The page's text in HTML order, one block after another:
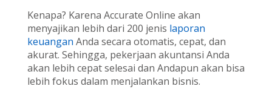
Kenapa? Karena Accurate Online akan
menyajikan lebih dari 200 jenis laporan
keuangan Anda secara otomatis, cepat, dan
akurat. Sehingga, pekerjaan akuntansi Anda
akan lebih cepat selesai dan Andapun akan bisa
lebih fokus dalam menjalankan bisnis.